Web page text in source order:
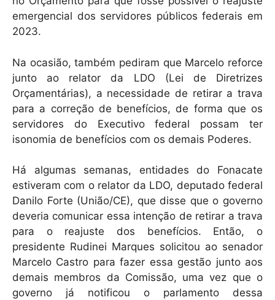
emergencial dos servidores públicos federais em
2023.
Na ocasião, também pediram que Marcelo reforce
junto ao relator da LDO (Lei de Diretrizes
Orçamentárias), a necessidade de retirar a trava
para a correção de benefícios, de forma que os
servidores do Executivo federal possam ter
isonomia de benefícios com os demais Poderes.
Há algumas semanas, entidades do Fonacate
estiveram com o relator da LDO, deputado federal
Danilo Forte (União/CE), que disse que o governo
deveria comunicar essa intenção de retirar a trava
para o reajuste dos benefícios. Então, o
presidente Rudinei Marques solicitou ao senador
Marcelo Castro para fazer essa gestão junto aos
demais membros da Comissão, uma vez que o
governo já notificou o parlamento dessa